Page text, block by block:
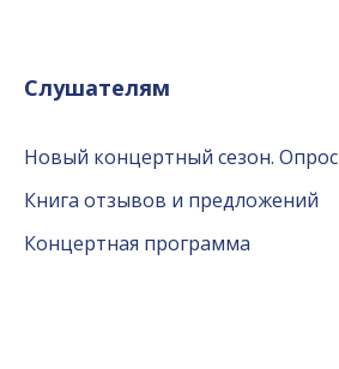
Слушателям
Новый концертный сезон. Опрос
Книга отзывов и предложений
Концертная программа